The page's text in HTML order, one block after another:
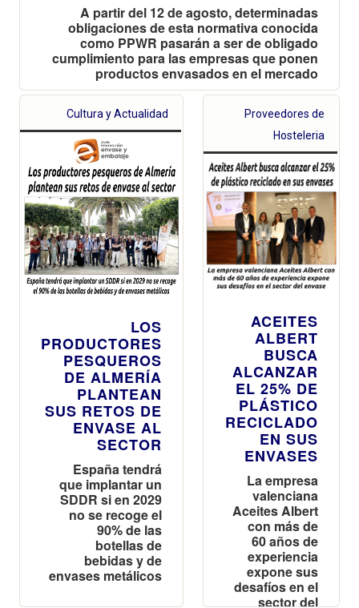
A partir del 12 de agosto, determinadas
obligaciones de esta normativa conocida
como PPWR pasarán a ser de obligado
cumplimiento para las empresas que ponen
productos envasados en el mercado
Cultura y Actualidad
LOS
PRODUCTORES
PESQUEROS
DE ALMERÍA
PLANTEAN
SUS RETOS DE
ENVASE AL
SECTOR
España tendrá
que implantar un
SDDR si en 2029
no se recoge el
90% de las
botellas de
bebidas y de
envases metálicos
Proveedores de
Hosteleria
ACEITES
ALBERT
BUSCA
ALCANZAR
EL 25% DE
PLÁSTICO
RECICLADO
EN SUS
ENVASES
La empresa
valenciana
Aceites Albert
con más de
60 años de
experiencia
expone sus
desafíos en el
sector del